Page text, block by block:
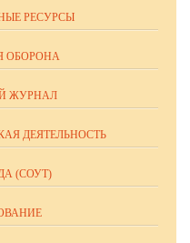
РЕСУРСЫ
ОБОРОНА
ЖУРНАЛ
ДЕЯТЕЛЬНОСТЬ
(СОУТ)